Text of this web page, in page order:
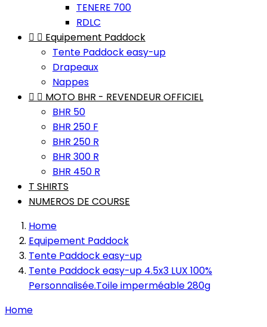
TENERE 700
RDLC
  Equipement Paddock
Tente Paddock easy-up
Drapeaux
Nappes
  MOTO BHR - REVENDEUR OFFICIEL
BHR 50
BHR 250 F
BHR 250 R
BHR 300 R
BHR 450 R
T SHIRTS
NUMEROS DE COURSE
Home
Equipement Paddock
Tente Paddock easy-up
Tente Paddock easy-up 4.5x3 LUX 100%
Personnalisée.Toile imperméable 280g
Home